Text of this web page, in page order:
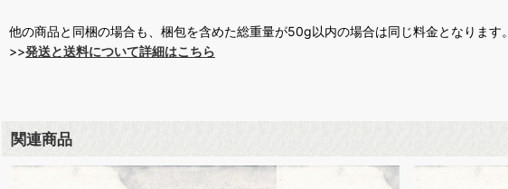
他の商品と同梱の場合も、梱包を含めた総重量が50g以内の場合は同じ料金となります。
>>発送と送料について詳細はこちら
関連商品